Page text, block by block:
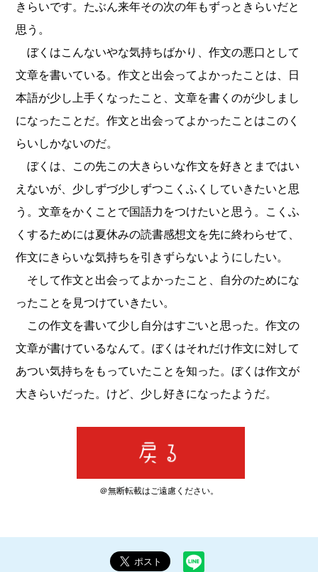
きらいです。たぶん来年その次の年もずっときらいだと
思う。
ぼくはこんないやな気持ちばかり、作文の悪口として
文章を書いている。作文と出会ってよかったことは、日
本語が少し上手くなったこと、文章を書くのが少しまし
になったことだ。作文と出会ってよかったことはこのく
らいしかないのだ。
ぼくは、この先この大きらいな作文を好きとまではい
えないが、少しずづ少しずつこくふくしていきたいと思
う。文章をかくことで国語力をつけたいと思う。こくふ
くするためには夏休みの読書感想文を先に終わらせて、
作文にきらいな気持ちを引きずらないようにしたい。
そして作文と出会ってよかったこと、自分のためにな
ったことを見つけていきたい。
この作文を書いて少し自分はすごいと思った。作文の
文章が書けているなんて。ぼくはそれだけ作文に対して
あつい気持ちをもっていたことを知った。ぼくは作文が
大きらいだった。けど、少し好きになったようだ。
＠無断転載はご遠慮ください。